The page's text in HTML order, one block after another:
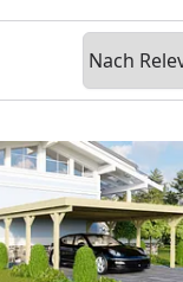
Sortieren